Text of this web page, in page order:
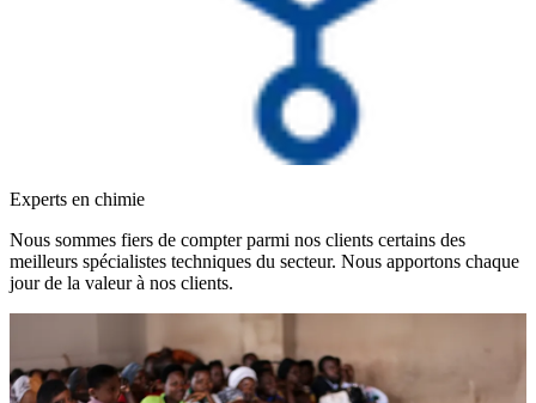
Experts en chimie
Nous sommes fiers de compter parmi nos clients certains des
meilleurs spécialistes techniques du secteur. Nous apportons chaque
jour de la valeur à nos clients.